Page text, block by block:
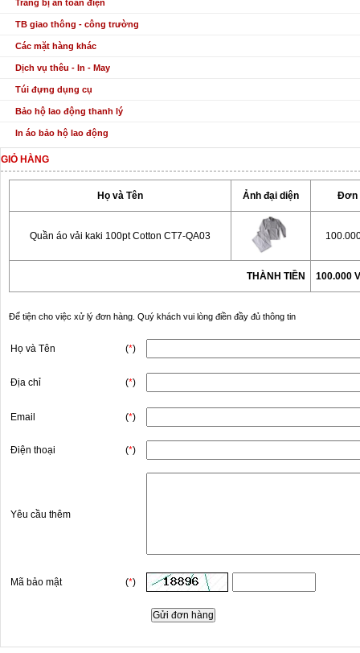
Trang bị an toàn điện
TB giao thông - công trường
Các mặt hàng khác
Dịch vụ thêu - In - May
Túi đựng dụng cụ
Bảo hộ lao động thanh lý
In áo bảo hộ lao động
GIỎ HÀNG
Họ và Tên Ảnh đại diện Đơn
Quần áo vải kaki 100pt Cotton CT7-QA03
THÀNH TIỀN 100.000
Để tiện cho việc xử lý đơn hàng. Quý khách vui lòng điền đầy đủ thông tin
Họ và Tên (*)
Địa chỉ (*)
Email (*)
Điện thoại (*)
Yêu cầu thêm
Mã bảo mật (*)